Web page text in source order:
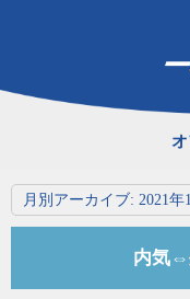
月別アーカイブ: 2021年
内気